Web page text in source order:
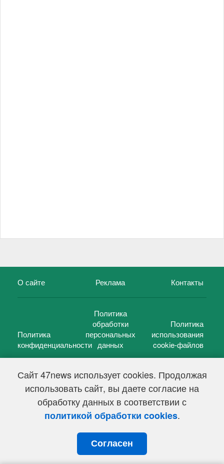
Сайт 47news использует cookies. Продолжая
использовать сайт, вы даете согласие на
обработку данных в соответствии с
политикой обработки cookies.
Согласен
О сайте Реклама Контакты
Политика
конфиденциальности
Политика
обработки
персональных
данных
Политика
использования
cookie-файлов
47 новостей (47 news)2005 — 2026 г.
Свидетельство о регистрации СМИ Эл № ФС 77-39848, выдано
Федеральной службой по надзору в сфере связи,
информационных технологий и массовых коммуникаций